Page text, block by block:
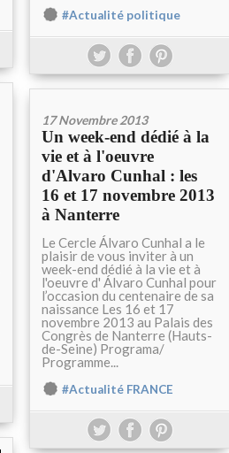
#Actualité politique
17 Novembre 2013
Un week-end dédié à la
vie et à l'oeuvre
d'Alvaro Cunhal : les
16 et 17 novembre 2013
à Nanterre
Le Cercle Álvaro Cunhal a le
plaisir de vous inviter à un
week-end dédié à la vie et à
l'oeuvre d' Álvaro Cunhal pour
l’occasion du centenaire de sa
naissance Les 16 et 17
novembre 2013 au Palais des
Congrès de Nanterre (Hauts-
de-Seine) Programa/
Programme...
#Actualité FRANCE